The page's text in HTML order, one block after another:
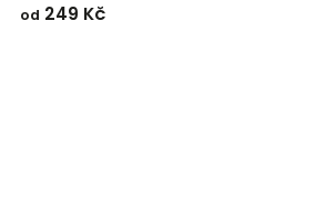
od 249 Kč